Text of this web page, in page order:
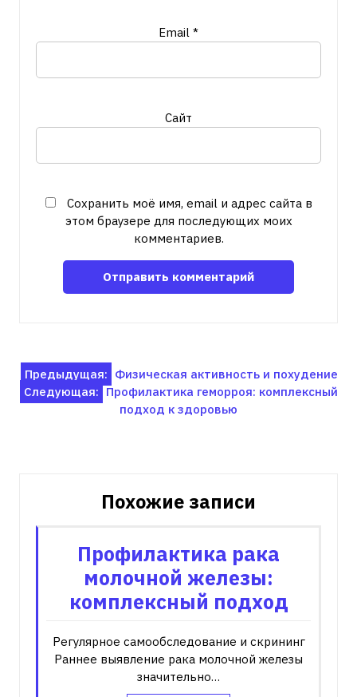
Email *
Сайт
Сохранить моё имя, email и адрес сайта в
этом браузере для последующих моих
комментариев.
Навигация
по
Предыдущая: Физическая активность и похудение
Следующая: Профилактика геморроя: комплексный
подход к здоровью
Похожие записи
Профилактика рака
молочной железы:
комплексный подход
Регулярное самообследование и скрининг
Раннее выявление рака молочной железы
значительно…